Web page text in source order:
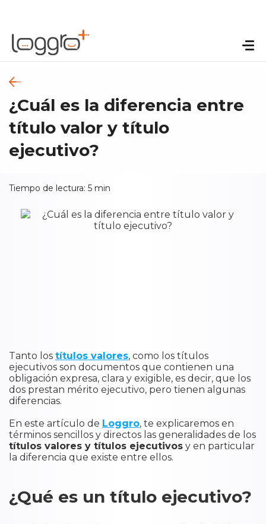
¿Cuál es la diferencia entre
título valor y título
ejecutivo?
Tiempo de lectura: 5 min
Tanto los títulos valores, como los títulos
ejecutivos son documentos que contienen una
obligación expresa, clara y exigible, es decir, que los
dos prestan mérito ejecutivo, pero tienen algunas
diferencias.
En este artículo de Loggro, te explicaremos en
términos sencillos y directos las generalidades de los
títulos valores y títulos ejecutivos y en particular
la diferencia que existe entre ellos.
¿Qué es un título ejecutivo?